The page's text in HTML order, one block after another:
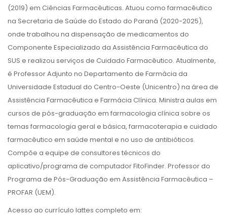
(2019) em Ciências Farmacêuticas. Atuou como farmacêutico
na Secretaria de Saúde do Estado do Paraná (2020-2025),
onde trabalhou na dispensação de medicamentos do
Componente Especializado da Assistência Farmacêutica do
SUS e realizou serviços de Cuidado Farmacêutico. Atualmente,
é Professor Adjunto no Departamento de Farmácia da
Universidade Estadual do Centro-Oeste (Unicentro) na área de
Assistência Farmacêutica e Farmácia Clínica. Ministra aulas em
cursos de pós-graduação em farmacologia clínica sobre os
temas farmacologia geral e básica, farmacoterapia e cuidado
farmacêutico em saúde mental e no uso de antibióticos.
Compõe a equipe de consultores técnicos do
aplicativo/programa de computador FitoFinder. Professor do
Programa de Pós-Graduação em Assistência Farmacêutica –
PROFAR (UEM).
Acesso ao currículo lattes completo em: